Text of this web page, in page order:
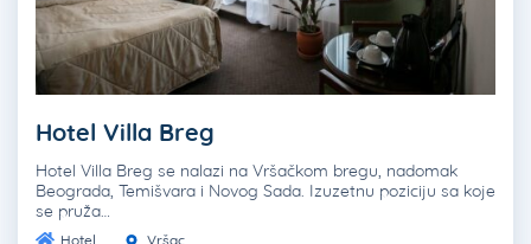
Hotel Villa Breg
Hotel Villa Breg se nalazi na Vršačkom bregu, nadomak
Beograda, Temišvara i Novog Sada. Izuzetnu poziciju sa koje
se pruža…
Hotel Vršac